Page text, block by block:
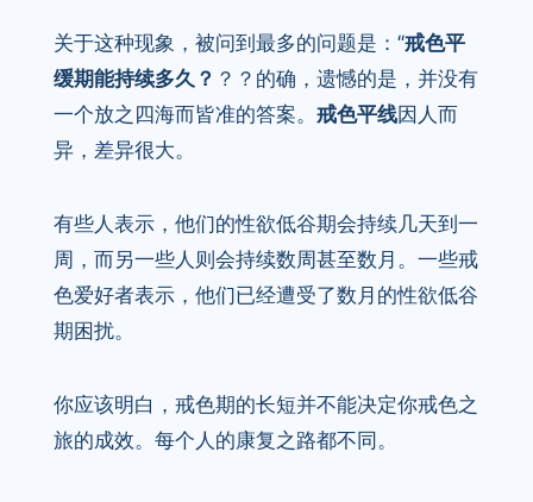
关于这种现象，被问到最多的问题是：“戒色平
缓期能持续多久？ ？？的确，遗憾的是，并没有
一个放之四海而皆准的答案。 戒色平线因人而
异，差异很大。
有些人表示，他们的性欲低谷期会持续几天到一
周，而另一些人则会持续数周甚至数月。一些戒
色爱好者表示，他们已经遭受了数月的性欲低谷
期困扰。
你应该明白，戒色期的长短并不能决定你戒色之
旅的成效。每个人的康复之路都不同。